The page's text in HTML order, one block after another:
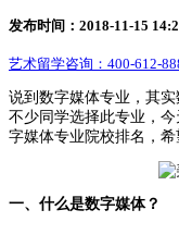
发布时间：2018-11-15
艺术留学咨询： 400-612-
说到数字媒体专业，其
不少同学选择此专业，
字媒体专业院校排名，希
一、什么是数字媒体？